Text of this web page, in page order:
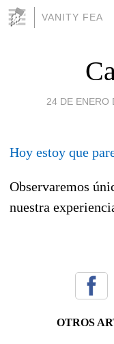
VANITY FEA
24 DE ENERO
Hoy estoy que
Observaremos
nuestra
OTROS